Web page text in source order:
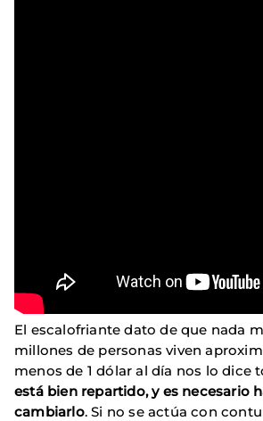
El escalofriante dato de que nada
millones de personas viven
menos de 1 dólar al día nos lo dice
está bien repartido, y es necesario
cambiarlo. Si no se actúa con